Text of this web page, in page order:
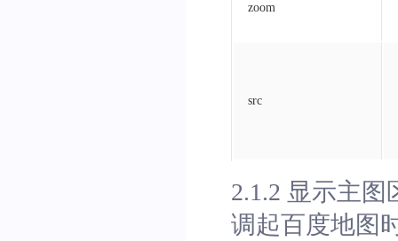
zoom
src
2.1.2 显示主图
调起百度地图